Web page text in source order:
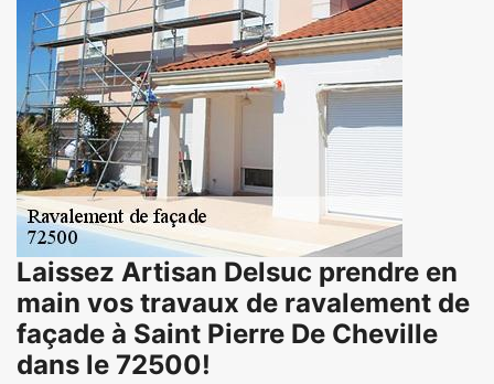
Laissez Artisan Delsuc prendre en
main vos travaux de ravalement de
façade à Saint Pierre De Cheville
dans le 72500!